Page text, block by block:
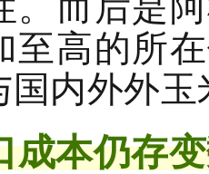
至高的所
内外外
成本仍存